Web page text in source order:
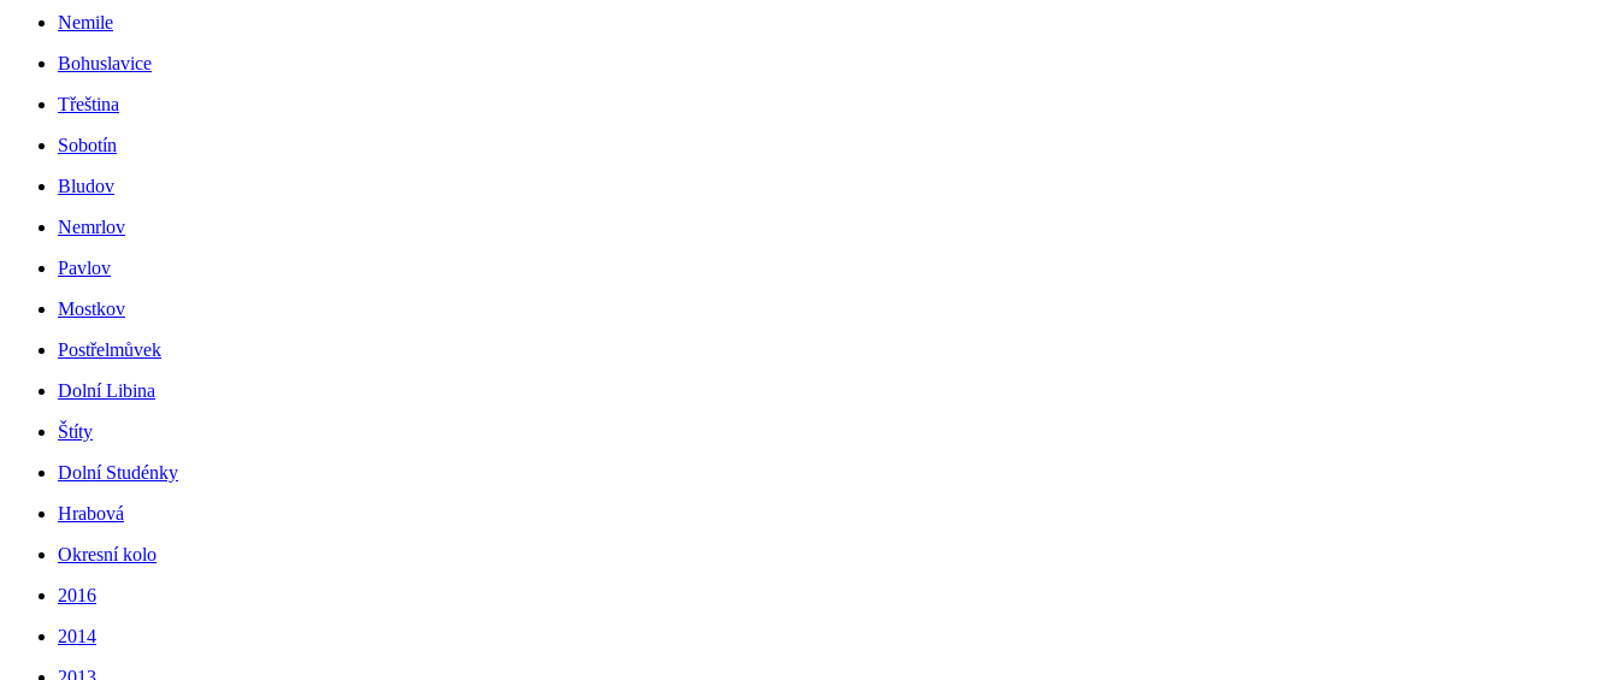
Nemile
Bohuslavice
Třeština
Sobotín
Bludov
Nemrlov
Pavlov
Mostkov
Postřelmůvek
Dolní Libina
Štíty
Dolní Studénky
Hrabová
Okresní kolo
2016
2014